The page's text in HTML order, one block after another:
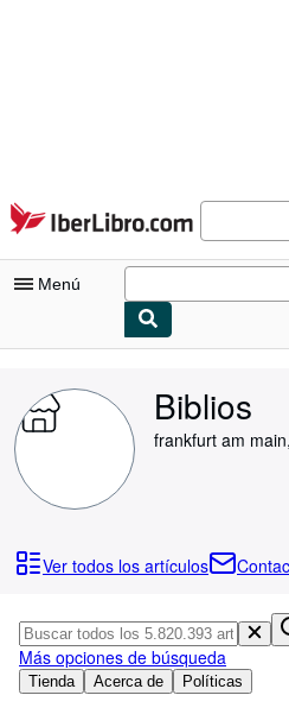
Pasar al contenido principal
IberLibro.com
Menú
Consultar mis pedidos
Búsqueda avanzada
Libros antiguos
Arte y coleccionismo
Vendedores
Comenzar a vender
Biblios
frankfurt am
Ver todos los artículos
Tienda Acerca de Políticas
Más opciones de búsqueda